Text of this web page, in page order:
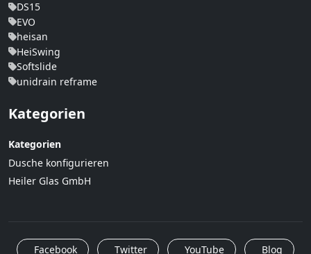
DS15
EVO
heisan
HeiSwing
Softslide
unidrain reframe
Kategorien
Kategorien
Dusche konfigurieren
Heiler Glas GmbH
Facebook Twitter YouTube Blog